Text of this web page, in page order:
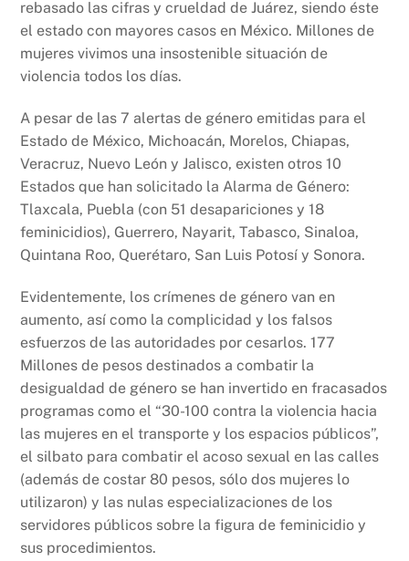
rebasado las cifras y crueldad de Juárez, siendo éste
el estado con mayores casos en México. Millones de
mujeres vivimos una insostenible situación de
violencia todos los días.
A pesar de las 7 alertas de género emitidas para el
Estado de México, Michoacán, Morelos, Chiapas,
Veracruz, Nuevo León y Jalisco, existen otros 10
Estados que han solicitado la Alarma de Género:
Tlaxcala, Puebla (con 51 desapariciones y 18
feminicidios), Guerrero, Nayarit, Tabasco, Sinaloa,
Quintana Roo, Querétaro, San Luis Potosí y Sonora.
Evidentemente, los crímenes de género van en
aumento, así como la complicidad y los falsos
esfuerzos de las autoridades por cesarlos. 177
Millones de pesos destinados a combatir la
desigualdad de género se han invertido en fracasados
programas como el “30-100 contra la violencia hacia
las mujeres en el transporte y los espacios públicos”,
el silbato para combatir el acoso sexual en las calles
(además de costar 80 pesos, sólo dos mujeres lo
utilizaron) y las nulas especializaciones de los
servidores públicos sobre la figura de feminicidio y
sus procedimientos.